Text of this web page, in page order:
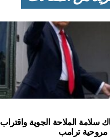
سلامة الملاحة الجوية واقتراب
ترامب